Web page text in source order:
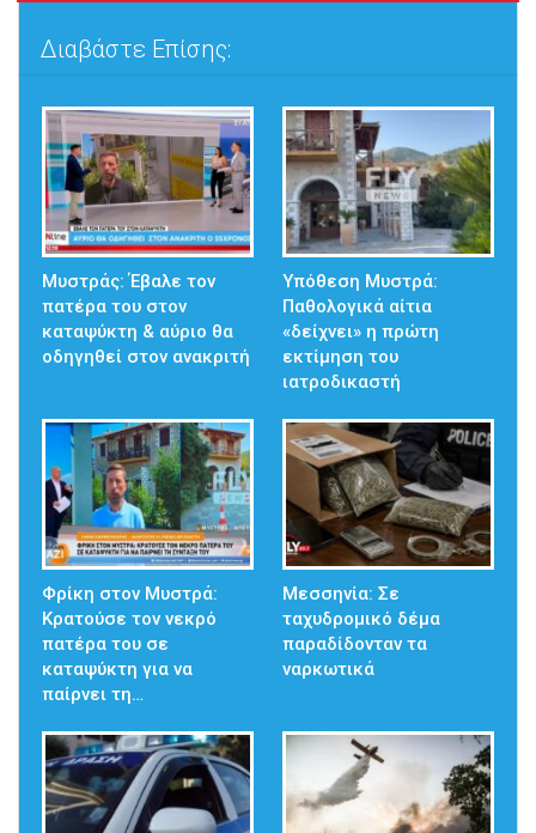
Διαβάστε Επίσης:
Μυστράς: Έβαλε τον
πατέρα του στον
καταψύκτη & αύριο θα
οδηγηθεί στον ανακριτή
Υπόθεση Μυστρά:
Παθολογικά αίτια
«δείχνει» η πρώτη
εκτίμηση του
ιατροδικαστή
Φρίκη στον Μυστρά:
Κρατούσε τον νεκρό
πατέρα του σε
καταψύκτη για να
παίρνει τη…
Μεσσηνία: Σε
ταχυδρομικό δέμα
παραδίδονταν τα
ναρκωτικά